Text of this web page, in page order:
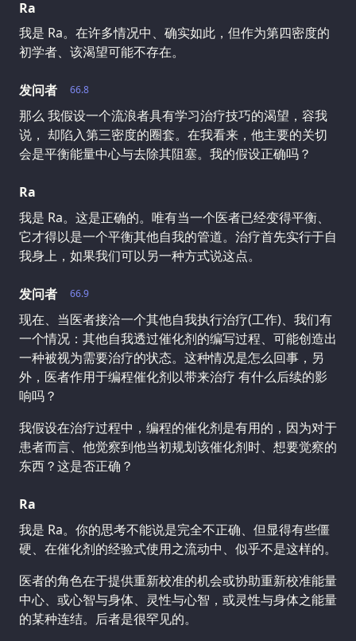
Ra
我是 Ra。在许多情况中、确实如此，但作为第四密度的
初学者、该渴望可能不存在。
66.8
发问者
那么 我假设一个流浪者具有学习治疗技巧的渴望，容我
说， 却陷入第三密度的圈套。在我看来，他主要的关切
会是平衡能量中心与去除其阻塞。我的假设正确吗？
Ra
我是 Ra。这是正确的。唯有当一个医者已经变得平衡、
它才得以是一个平衡其他自我的管道。治疗首先实行于自
我身上，如果我们可以另一种方式说这点。
66.9
发问者
现在、当医者接洽一个其他自我执行治疗(工作)、我们有
一个情况：其他自我透过催化剂的编写过程、可能创造出
一种被视为需要治疗的状态。这种情况是怎么回事，另
外，医者作用于编程催化剂以带来治疗 有什么后续的影
响吗？
我假设在治疗过程中，编程的催化剂是有用的，因为对于
患者而言、他觉察到他当初规划该催化剂时、想要觉察的
东西？这是否正确？
Ra
我是 Ra。你的思考不能说是完全不正确、但显得有些僵
硬、在催化剂的经验式使用之流动中、似乎不是这样的。
医者的角色在于提供重新校准的机会或协助重新校准能量
中心、或心智与身体、灵性与心智，或灵性与身体之能量
的某种连结。后者是很罕见的。